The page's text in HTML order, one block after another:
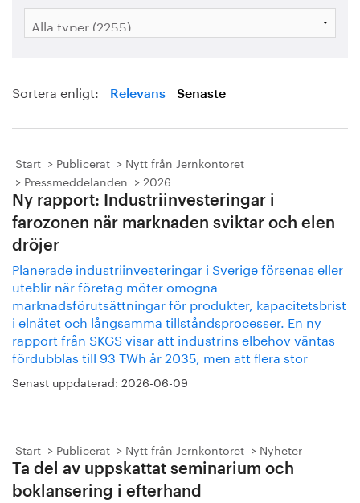
Bildbank
Sortera enligt: Relevans Senaste
Start Publicerat
Nytt från Jernkontoret
Pressmeddelanden
2026
Ny rapport: Industriinvesteringar i
farozonen när marknaden sviktar och elen
dröjer
Planerade industriinvesteringar i Sverige försenas eller
uteblir när företag möter omogna
marknadsförutsättningar för produkter, kapacitetsbrist
i elnätet och långsamma tillståndsprocesser. En ny
rapport från SKGS visar att industrins elbehov väntas
fördubblas till 93 TWh år 2035, men att flera stor
Senast uppdaterad: 2026-06-09
Start Publicerat Nytt från Jernkontoret Nyheter
Ta del av uppskattat seminarium och
boklansering i efterhand